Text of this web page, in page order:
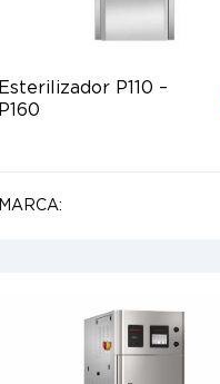
Esterilizador P110 –
P160
MARCA: